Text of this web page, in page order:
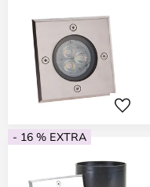
- 16 % EXTRA